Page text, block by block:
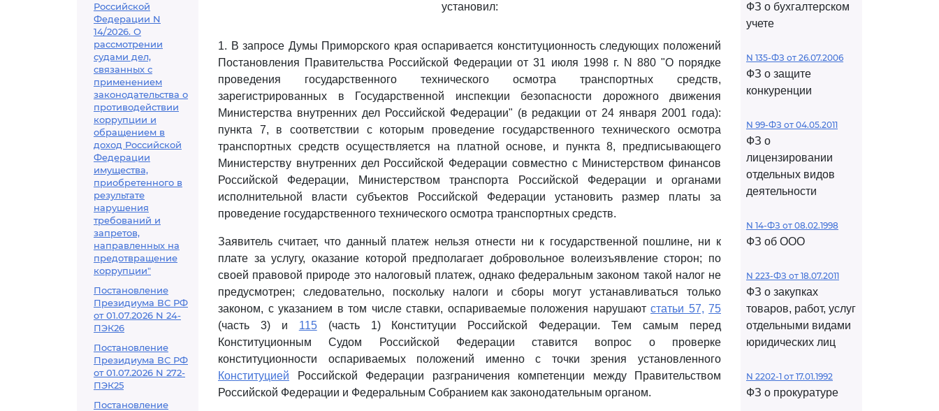
Российской
Федерации N
14/2026. О
рассмотрении
судами дел,
связанных с
применением
законодательства о
противодействии
коррупции и
обращением в
доход Российской
Федерации
имущества,
приобретенного в
результате
нарушения
требований и
запретов,
направленных на
предотвращение
коррупции"
Постановление
Президиума ВС РФ
от 01.07.2026 N 24-
ПЭК26
Постановление
Президиума ВС РФ
от 01.07.2026 N 272-
ПЭК25
Постановление
установил:
1. В запросе Думы Приморского края оспаривается конституционность следующих положений
Постановления Правительства Российской Федерации от 31 июля 1998 г. N 880 "О порядке
проведения государственного технического осмотра транспортных средств,
зарегистрированных в Государственной инспекции безопасности дорожного движения
Министерства внутренних дел Российской Федерации" (в редакции от 24 января 2001 года):
пункта 7, в соответствии с которым проведение государственного технического осмотра
транспортных средств осуществляется на платной основе, и пункта 8, предписывающего
Министерству внутренних дел Российской Федерации совместно с Министерством финансов
Российской Федерации, Министерством транспорта Российской Федерации и органами
исполнительной власти субъектов Российской Федерации установить размер платы за
проведение государственного технического осмотра транспортных средств.
Заявитель считает, что данный платеж нельзя отнести ни к государственной пошлине, ни к
плате за услугу, оказание которой предполагает добровольное волеизъявление сторон; по
своей правовой природе это налоговый платеж, однако федеральным законом такой налог не
предусмотрен; следовательно, поскольку налоги и сборы могут устанавливаться только
законом, с указанием в том числе ставки, оспариваемые положения нарушают статьи 57, 75
(часть 3) и 115(часть 1) Конституции Российской Федерации. Тем самым перед
Конституционным Судом Российской Федерации ставится вопрос о проверке
конституционности оспариваемых положений именно с точки зрения установленного
Конституцией Российской Федерации разграничения компетенции между Правительством
Российской Федерации и Федеральным Собранием как законодательным органом.
ФЗ о бухгалтерском
учете
N 135-ФЗ от 26.07.2006
ФЗ о защите
конкуренции
N 99-ФЗ от 04.05.2011
ФЗ о
лицензировании
отдельных видов
деятельности
N 14-ФЗ от 08.02.1998
ФЗ об ООО
N 223-ФЗ от 18.07.2011
ФЗ о закупках
товаров, работ, услуг
отдельными видами
юридических лиц
N 2202-1 от 17.01.1992
ФЗ о прокуратуре